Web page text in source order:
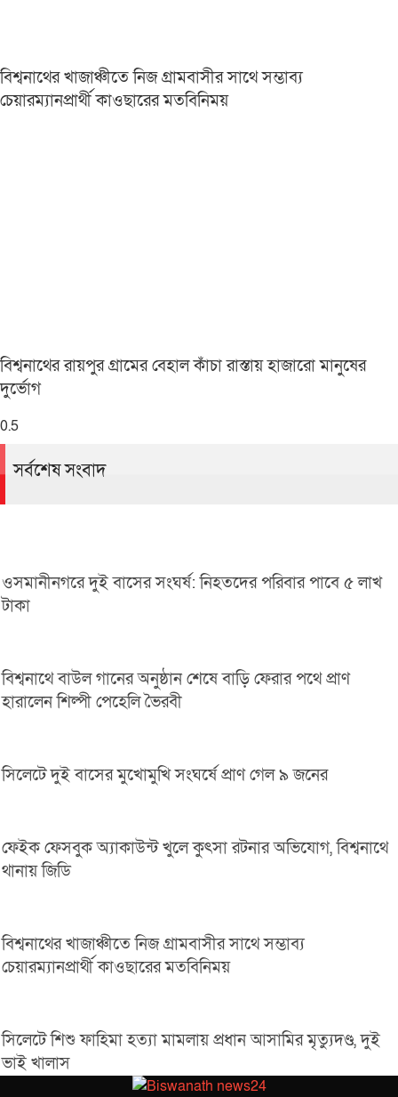
বিশ্বনাথের খাজাঞ্চীতে নিজ গ্রামবাসীর সাথে সম্ভাব্য
চেয়ারম্যানপ্রার্থী কাওছারের মতবিনিময়
বিশ্বনাথের রায়পুর গ্রামের বেহাল কাঁচা রাস্তায় হাজারো মানুষের
দুর্ভোগ
সর্বশেষ সংবাদ
ওসমানীনগরে দুই বাসের সংঘর্ষ: নিহতদের পরিবার পাবে ৫ লাখ
টাকা
বিশ্বনাথে বাউল গানের অনুষ্ঠান শেষে বাড়ি ফেরার পথে প্রাণ
হারালেন শিল্পী পেহেলি ভৈরবী
সিলেটে দুই বাসের মুখোমুখি সংঘর্ষে প্রাণ গেল ৯ জনের
ফেইক ফেসবুক অ্যাকাউন্ট খুলে কুৎসা রটনার অভিযোগ, বিশ্বনাথে
থানায় জিডি
বিশ্বনাথের খাজাঞ্চীতে নিজ গ্রামবাসীর সাথে সম্ভাব্য
চেয়ারম্যানপ্রার্থী কাওছারের মতবিনিময়
সিলেটে শিশু ফাহিমা হত্যা মামলায় প্রধান আসামির মৃত্যুদণ্ড, দুই
ভাই খালাস